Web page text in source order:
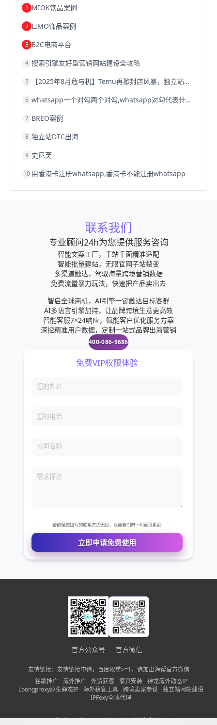
跨境电商优势跨境电商的优势
1 MIOK饮品案例
2 LIMO饰品案例
3 B2C电商平台
4 搜索引擎友好型营销网站建设全攻略
5 【2025年8月危与机】Temu再掀封店风暴，独立站才是跨境卖家的避险通道
6 whatsapp一个对勾两个对勾,whatsapp对勾代表什么意思
7 BREO案例
8 独立站DTC出海
9 史尼芙
10 用香港卡注册whatsapp,香港卡不能注册whatsapp
联系我们
专业顾问24h为您提供服务咨询
智能文案工厂，千站千面精准适配
智能批量建站，无限官网子站裂变
多渠道触达，驾驭海量跨境营销数据
免费流量暴力玩法，快速把产品卖出去
智启全球商机，AI引擎一键触达目标客群
AI多语言引擎加持，让品牌跨境生意更高效
智能客服7×24响应，赋能客户优化服务方案
深挖精准用户数据，定制一站式品牌出海营销
400-086-9686
请确保您填写的联系方式无误，以便我们第一时间联系到
官方公众号 官方微信
友情链接：友情链接申请，百度权重>=1，请加出海帮官方微信
谷歌推广
海外推广 外贸获客 家具安装
神龙海外动态IP
Loongproxy原生静态IP 海外获客工具 跨境卖家参谋 独立站网站建设
IPFoxy全球代理
公司名称：中巨量（深圳）科技有限公司